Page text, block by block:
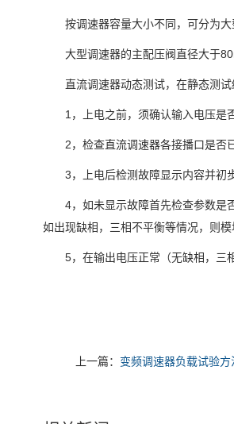
按调速器容量大小不同，可分为大
大型调速器的主配压阀直径大于
直流调速器动态测试，在静态测试
1，上电之前，须确认输入电压是否
2，检查直流调速器各接播口是否已
3，上电后检测故障显示内容并初步
4，如未显示故障首先检查参数是否
如出现缺相，三相不平衡等情况，则模
5，在输出电压正常（无缺相，三相
上一篇： 变频调速器负载试验